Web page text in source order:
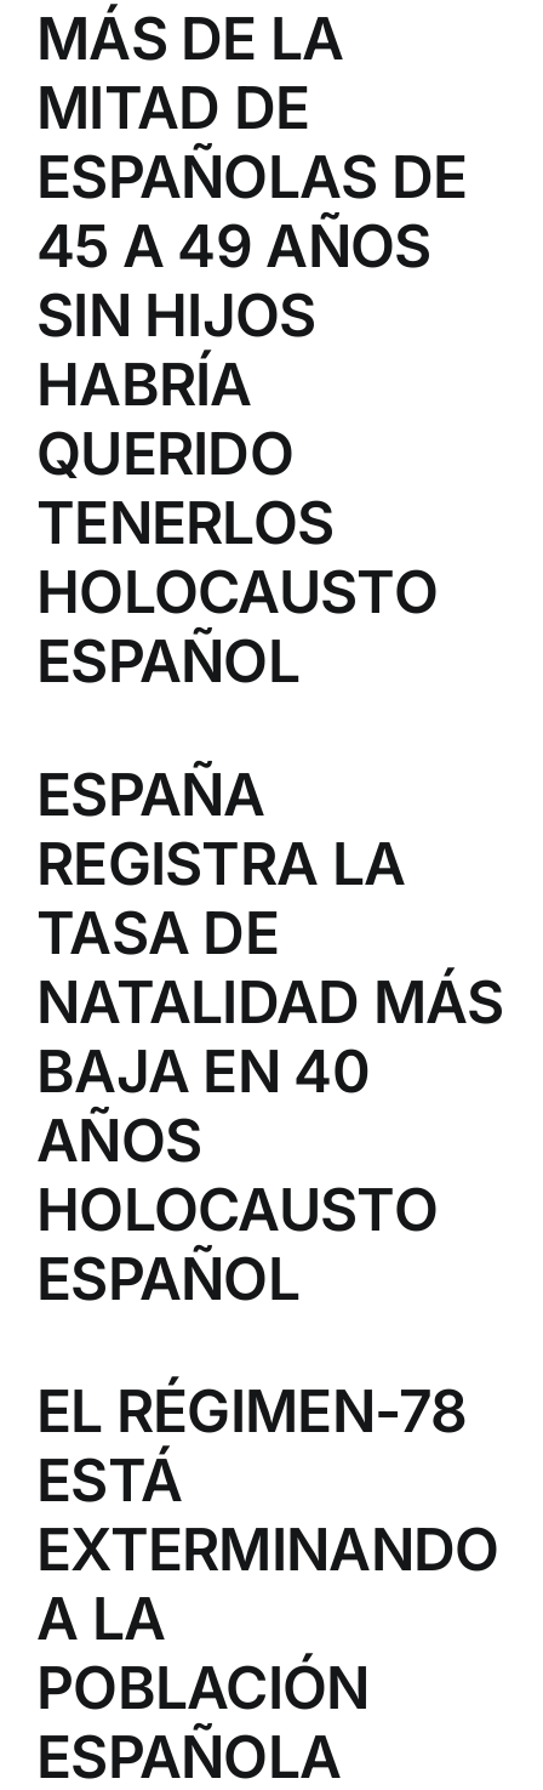
MÁS DE LA
MITAD DE
ESPAÑOLAS DE
45 A 49 AÑOS
SIN HIJOS
HABRÍA
QUERIDO
TENERLOS
HOLOCAUSTO
ESPAÑOL
ESPAÑA
REGISTRA LA
TASA DE
NATALIDAD MÁS
BAJA EN 40
AÑOS
HOLOCAUSTO
ESPAÑOL
EL RÉGIMEN-78
ESTÁ
EXTERMINANDO
A LA
POBLACIÓN
ESPAÑOLA